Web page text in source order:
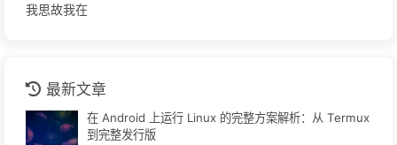
我思故我在
最新文章
在 Android 上运行 Linux 的完整方案解析：从 Termux
到完整发行版